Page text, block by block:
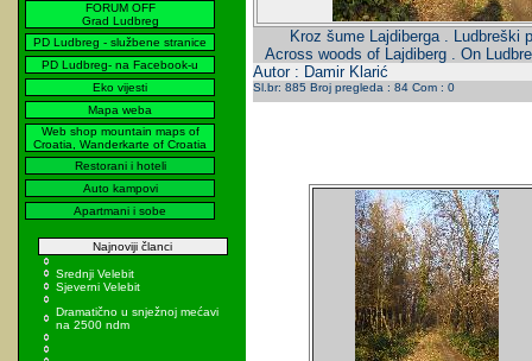
FORUM OFF
Grad Ludbreg
PD Ludbreg - službene stranice
PD Ludbreg- na Facebook-u
Eko vijesti
Mapa weba
Web shop mountain maps of
Croatia, Wanderkarte of Croatia
Restorani i hoteli
Auto kampovi
Apartmani i sobe
Najnoviji članci
Srednji Velebit
Sjeverni Velebit
Dramatično u snježnoj mećavi
na 2500 ndm
Kroz šume Lajdiberga . Ludbreški
Across woods of Lajdiberg . On
Autor : Damir Klarić
Sl.br: 885 Broj pregleda : 84 Com : 0